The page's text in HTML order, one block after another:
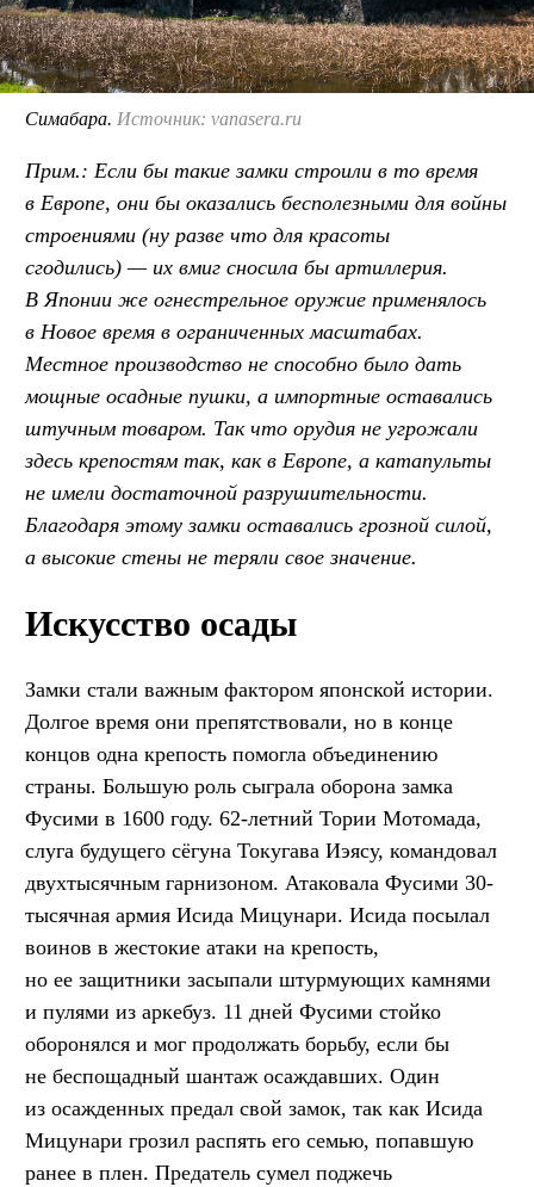
Симабара. Источник: vanasera.ru
Прим.: Если бы такие замки строили в то время
в Европе, они бы оказались бесполезными для войны
строениями (ну разве что для красоты
сгодились) — их вмиг сносила бы артиллерия.
В Японии же огнестрельное оружие применялось
в Новое время в ограниченных масштабах.
Местное производство не способно было дать
мощные осадные пушки, а импортные оставались
штучным товаром. Так что орудия не угрожали
здесь крепостям так, как в Европе, а катапульты
не имели достаточной разрушительности.
Благодаря этому замки оставались грозной силой,
а высокие стены не теряли свое значение.
Искусство осады
Замки стали важным фактором японской истории.
Долгое время они препятствовали, но в конце
концов одна крепость помогла объединению
страны. Большую роль сыграла оборона замка
Фусими в 1600 году. 62-летний Тории Мотомада,
слуга будущего сёгуна Токугава Иэясу, командовал
двухтысячным гарнизоном. Атаковала Фусими 30-
тысячная армия Исида Мицунари. Исида посылал
воинов в жестокие атаки на крепость,
но ее защитники засыпали штурмующих камнями
и пулями из аркебуз. 11 дней Фусими стойко
оборонялся и мог продолжать борьбу, если бы
не беспощадный шантаж осаждавших. Один
из осажденных предал свой замок, так как Исида
Мицунари грозил распять его семью, попавшую
ранее в плен. Предатель сумел поджечь